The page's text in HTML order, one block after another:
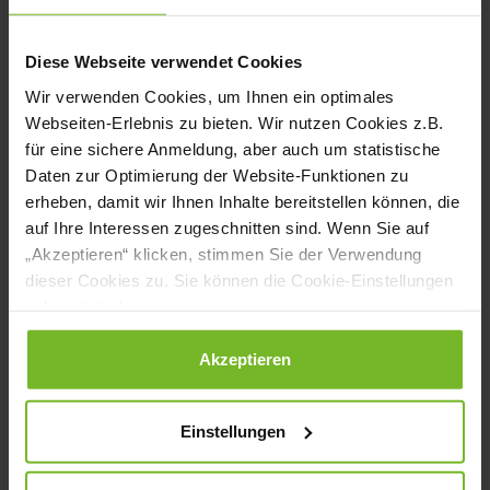
Diese Webseite verwendet Cookies
Wir verwenden Cookies, um Ihnen ein optimales
Webseiten-Erlebnis zu bieten. Wir nutzen Cookies z.B.
für eine sichere Anmeldung, aber auch um statistische
Daten zur Optimierung der Website-Funktionen zu
erheben, damit wir Ihnen Inhalte bereitstellen können, die
auf Ihre Interessen zugeschnitten sind. Wenn Sie auf
„Akzeptieren“ klicken, stimmen Sie der Verwendung
dieser Cookies zu. Sie können die Cookie-Einstellungen
Datenschutzerklärung|Impressum
Akzeptieren
Einstellungen
Pflegebedürftigen in der Altersgruppe 80+
zu, sodass der Bedarf an
Pflegeheimplätzen steigt.
Diese Entwicklung wirkt sich auf die
Ernährungs- gewohnheiten und -
bedürfnisse von Senioren und damit
unmittelbar auch auf die Arbeit von
Köchen aus.
Thema, zu interessanten Perspektiven, die
der Markt bietet, und wie sich die
"Kulinarik im Alter" künftig entwickelt und